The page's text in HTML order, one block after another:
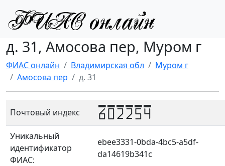
д. 31, Амосова пер, Муром г
ФИАС онлайн Владимирская обл
Муром г
Амосова пер
д. 31
Почтовый индекс 602254
Уникальный
идентификатор
ФИАС:
ebee3331-0bda-4bc5-a5df-
da14619b341c